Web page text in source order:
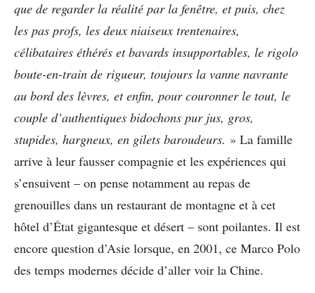
que de regarder la réalité par la fenêtre, et puis, chez
les pas profs, les deux niaiseux trentenaires,
célibataires éthérés et bavards insupportables, le rigolo
boute-en-train de rigueur, toujours la vanne navrante
au bord des lèvres, et enfin, pour couronner le tout, le
couple d’authentiques bidochons pur jus, gros,
stupides, hargneux, en gilets baroudeurs. » La famille
arrive à leur fausser compagnie et les expériences qui
s’ensuivent – on pense notamment au repas de
grenouilles dans un restaurant de montagne et à cet
hôtel d’État gigantesque et désert – sont poilantes. Il est
encore question d’Asie lorsque, en 2001, ce Marco Polo
des temps modernes décide d’aller voir la Chine.